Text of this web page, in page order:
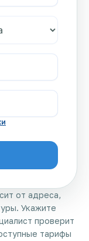
от адреса,
Укажите
проверит
тарифы